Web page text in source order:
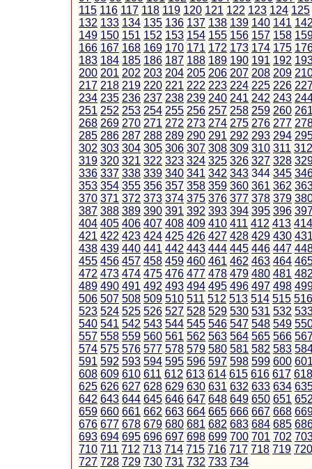
115 116 117 118 119 120 121 122 123 124 125
132 133 134 135 136 137 138 139 140 141
149 150 151 152 153 154 155 156 157 158
166 167 168 169 170 171 172 173 174 175
183 184 185 186 187 188 189 190 191 192
200 201 202 203 204 205 206 207 208 209
217 218 219 220 221 222 223 224 225 226
234 235 236 237 238 239 240 241 242 243
251 252 253 254 255 256 257 258 259 260
268 269 270 271 272 273 274 275 276 277
285 286 287 288 289 290 291 292 293 294
302 303 304 305 306 307 308 309 310 311 312
319 320 321 322 323 324 325 326 327 328
336 337 338 339 340 341 342 343 344 345
353 354 355 356 357 358 359 360 361 362
370 371 372 373 374 375 376 377 378 379
387 388 389 390 391 392 393 394 395 396
404 405 406 407 408 409 410 411 412 413 414
421 422 423 424 425 426 427 428 429 430
438 439 440 441 442 443 444 445 446 447
455 456 457 458 459 460 461 462 463 464
472 473 474 475 476 477 478 479 480 481
489 490 491 492 493 494 495 496 497 498
506 507 508 509 510 511 512 513 514 515 516
523 524 525 526 527 528 529 530 531 532
540 541 542 543 544 545 546 547 548 549
557 558 559 560 561 562 563 564 565 566
574 575 576 577 578 579 580 581 582 583
591 592 593 594 595 596 597 598 599 600
608 609 610 611 612 613 614 615 616 617 618
625 626 627 628 629 630 631 632 633 634
642 643 644 645 646 647 648 649 650 651
659 660 661 662 663 664 665 666 667 668
676 677 678 679 680 681 682 683 684 685
693 694 695 696 697 698 699 700 701 702
710 711 712 713 714 715 716 717 718 719 720
727 728 729 730 731 732 733 734